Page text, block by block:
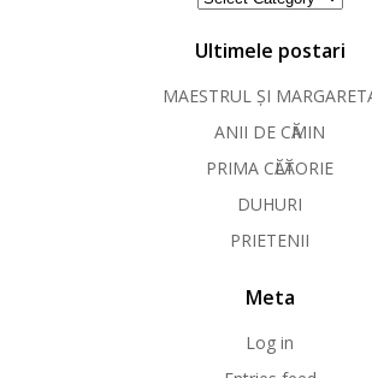
Ultimele postari
MAESTRUL ȘI
ANII DE CӐMIN
PRIMA CӐLӐTORIE
DUHURI
PRIETENII
Meta
Log in